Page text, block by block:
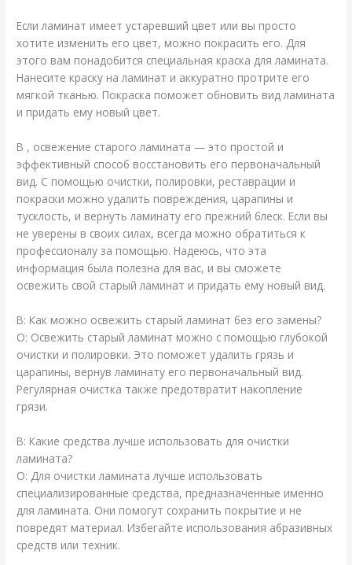
Если ламинат имеет устаревший цвет или вы просто
хотите изменить его цвет, можно покрасить его. Для
этого вам понадобится специальная краска для ламината.
Нанесите краску на ламинат и аккуратно протрите его
мягкой тканью. Покраска поможет обновить вид ламината
и придать ему новый цвет.
В , освежение старого ламината — это простой и
эффективный способ восстановить его первоначальный
вид. С помощью очистки, полировки, реставрации и
покраски можно удалить повреждения, царапины и
тусклость, и вернуть ламинату его прежний блеск. Если вы
не уверены в своих силах, всегда можно обратиться к
профессионалу за помощью. Надеюсь, что эта
информация была полезна для вас, и вы сможете
освежить свой старый ламинат и придать ему новый вид.
В: Как можно освежить старый ламинат без его замены?
О: Освежить старый ламинат можно с помощью глубокой
очистки и полировки. Это поможет удалить грязь и
царапины, вернув ламинату его первоначальный вид.
Регулярная очистка также предотвратит накопление
грязи.
В: Какие средства лучше использовать для очистки
ламината?
О: Для очистки ламината лучше использовать
специализированные средства, предназначенные именно
для ламината. Они помогут сохранить покрытие и не
повредят материал. Избегайте использования абразивных
средств или техник.